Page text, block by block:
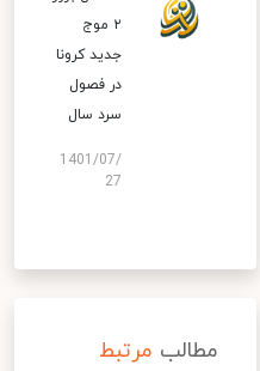
۲ موج
جدید کرونا
در فصول
سرد سال
1401/07/
27
مطالب مرتبط